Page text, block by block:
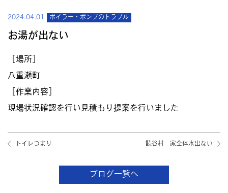
2024.04.01 ボイラー・ポンプのトラブル
お湯が出ない
［場所］
八重瀬町
［作業内容］
現場状況確認を行い見積もり提案を行いました
トイレつまり 読谷村 家全体水出ない
ブログ一覧へ